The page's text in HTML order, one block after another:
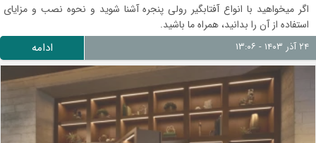
اگر میخواهید با انواع آفتابگیر رولی پنجره آشنا شوید و نحوه نصب و مزایای
استفاده از آن را بدانید، همراه ما باشید.
۲۴ آذر ۱۴۰۳ - ۱۳:۰۶ ادامه